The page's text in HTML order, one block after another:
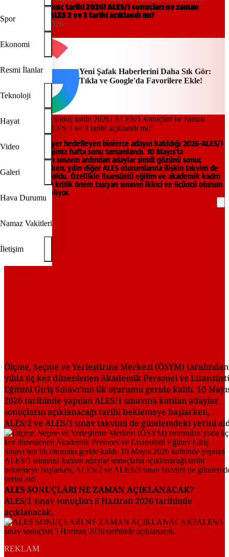
Spor
Ekonomi
Resmi İlanlar
Teknoloji
Hayat
Video
Galeri
Hava Durumu
Namaz Vakitleri
İletişim
açıklanacak, ALES 2 ve 3 tarihi açıklandı mı?
ALES sınav sonuç tarihi 2026! ALES/1 sonuçları ne zaman
açıklanacak, ALES 2 ve 3 tarihi açıklandı mı?
17:16, 16/05/2026
Yeni Şafak Haberlerini Daha Sık Gör:
Tıkla ve Google'da Favorilere Ekle!
Akademik kariyer hedefleyen binlerce adayın katıldığı 2026-ALES/1
oturumu geçtiğimiz hafta sonu tamamlandı. 10 Mayıs’ta
gerçekleştirilen sınavın ardından adaylar şimdi gözünü sonuç
tarihine çevirirken, yılın diğer ALES oturumlarına ilişkin takvim de
merak konusu oldu. Özellikle lisansüstü eğitim ve akademik kadro
başvuruları için kritik önem taşıyan sınavın ikinci ve üçüncü oturum
tarihleri araştırılıyor.
REKLAM
Ölçme, Seçme ve Yerleştirme Merkezi (ÖSYM) tarafından
yılda üç kez düzenlenen Akademik Personel ve
Eğitimi Giriş Sınavı’nın ilk oturumu geride kaldı. 10
2026 tarihinde yapılan ALES/1 sınavına katılan adaylar
sonuçların açıklanacağı tarihi beklemeye başlarken,
ALES/2 ve ALES/3 sınav takvimi de gündemdeki yerini
ALES SONUÇLARI NE ZAMAN AÇIKLANACAK?
ALES/1 sınav sonuçları 5 Haziran 2026 tarihinde
açıklanacak.
REKLAM